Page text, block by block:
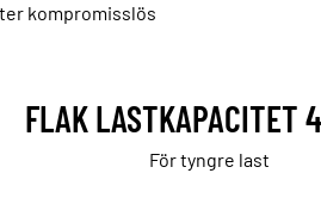
kompromisslös
FLAK LASTKAPACITET
För tyngre last